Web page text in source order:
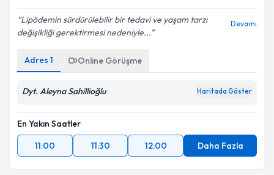
Lipödemin sürdürülebilir bir tedavi ve yaşam tarzı
değişikliği gerektirmesi nedeniyle...
Devamı
Adres 1 Online Görüşme
Dyt. Aleyna Sahillioğlu Haritada Göster
En Yakın Saatler
11:00
11:30 12:00 Daha Fazla